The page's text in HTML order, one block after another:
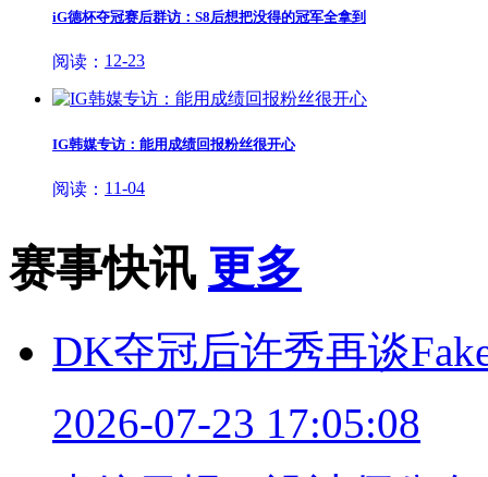
iG德杯夺冠赛后群访：S8后想把没得的冠军全拿到
阅读： 12-23
IG韩媒专访：能用成绩回报粉丝很开心
阅读： 11-04
赛事快讯 更多
DK夺冠后许秀再谈
2026-07-23 17:05:08